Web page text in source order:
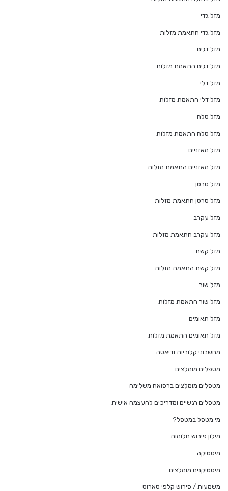
מזל גדי
מזל גדי התאמת מזלות
מזל דגים
מזל דגים התאמת מזלות
מזל דלי
מזל דלי התאמת מזלות
מזל טלה
מזל טלה התאמת מזלות
מזל מאזניים
מזל מאזניים התאמת מזלות
מזל סרטן
מזל סרטן התאמת מזלות
מזל עקרב
מזל עקרב התאמת מזלות
מזל קשת
מזל קשת התאמת מזלות
מזל שור
מזל שור התאמת מזלות
מזל תאומים
מזל תאומים התאמת מזלות
מחשבוני קלוריות ודיאטה
מטפלים מומלצים
מטפלים מומלצים ברפואה משלימה
מטפלים רגשיים ומדריכים להעצמה אישית
מי מטפל במטפל?
מילון פירוש חלומות
מיסטיקה
מיסטיקנים מומלצים
משמעות / פירוש קלפי טארוט